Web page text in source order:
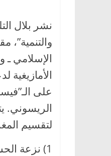
نشر بلال
والتنمية”،
على
الريسوني.
لتقسيم
1) نزعة